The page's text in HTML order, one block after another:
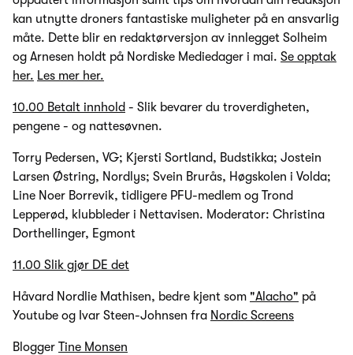
kan utnytte droners fantastiske muligheter på en ansvarlig
måte. Dette blir en redaktørversjon av innlegget Solheim
og Arnesen holdt på Nordiske Mediedager i mai. Se opptak
her. Les mer her.
10.00 Betalt innhold - Slik bevarer du troverdigheten,
pengene - og nattesøvnen.
Torry Pedersen, VG; Kjersti Sortland, Budstikka; Jostein
Larsen Østring, Nordlys; Svein Brurås, Høgskolen i Volda;
Line Noer Borrevik, tidligere PFU-medlem og Trond
Lepperød, klubbleder i Nettavisen. Moderator: Christina
Dorthellinger, Egmont
11.00 Slik gjør DE det
Håvard Nordlie Mathisen, bedre kjent som "Alacho" på
Youtube og Ivar Steen-Johnsen fra Nordic Screens
Blogger Tine Monsen